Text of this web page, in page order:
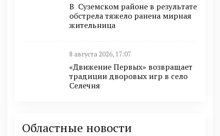
В Суземском районе в результате
обстрела тяжело ранена мирная
жительница
8 августа 2026, 17:07
«Движение Первых» возвращает
традиции дворовых игр в село
Селечня
Областные новости